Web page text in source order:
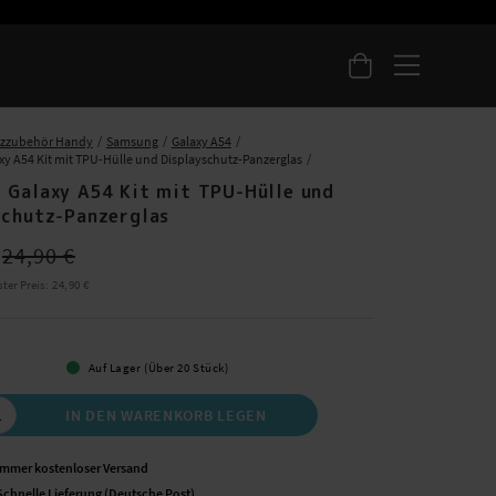
Handy Samsung
Galaxy A54
A54 Kit mit TPU-Hülle und Displayschutz-Panzerglas
Galaxy A54 Kit mit TPU-Hülle und
Panzerglas
:22,95 €Previous price
24,90 €
Preis: Preis: 24,90 €
24,90 €
Auf Lager (Über 20 Stück)
IN DEN WARENKORB LEGEN
kostenloser Versand